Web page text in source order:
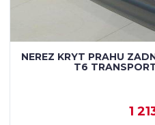
NEREZ KRYT PRAHU
T6
1